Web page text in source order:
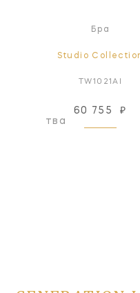
Бра
Studio
TW1021AI
60 755 ₽